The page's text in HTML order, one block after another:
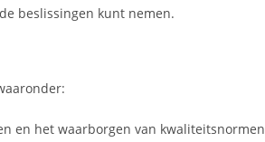
beslissingen kunt nemen.
en het waarborgen van